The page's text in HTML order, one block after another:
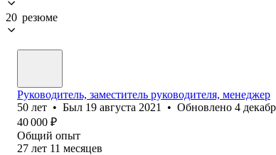
20 резюме
Руководитель, заместитель руководителя, менеджер
50 лет • Был 19 августа 2021 • Обновлено 4
40 000 ₽
Общий опыт
27 лет 11 месяцев